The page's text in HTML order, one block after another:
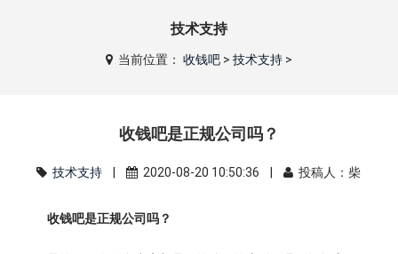
技术支持
当前位置： 收钱吧> 技术支持>
收钱吧是正规公司吗？
技术支持 | 2020-08-20 10:50:36 | 投稿人：柴
收钱吧是正规公司吗？